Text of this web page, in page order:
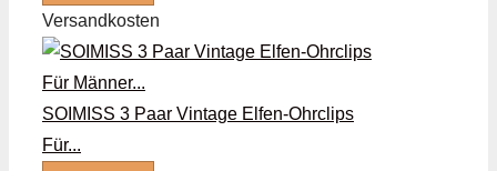
Versandkosten
SOIMISS 3 Paar Vintage Elfen-Ohrclips
Für...